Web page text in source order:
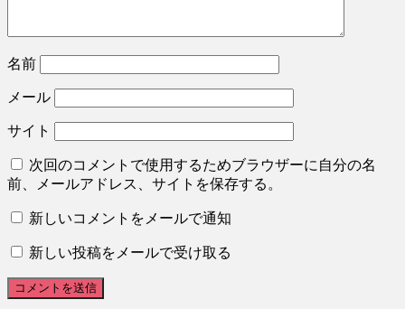
名前
メール
サイト
次回のコメントで使用するためブラウザーに自分の名
前、メールアドレス、サイトを保存する。
新しいコメントをメールで通知
新しい投稿をメールで受け取る